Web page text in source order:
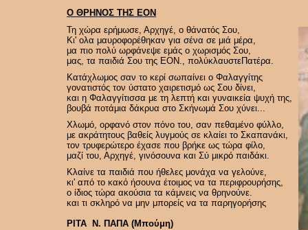
Ο ΘΡΗΝΟΣ ΤΗΣ ΕΟΝ
Τη χώρα ερήμωσε, Αρχηγέ, ο θάνατός Σου,
Κι' ολα μαυροφορέθηκαν για σένα σε μιά μέρα,
μα πιο πολύ ωρφάνεψε εμάς ο χωρισμός Σου,
μας, τα παιδιά Σου της ΕΟΝ., πολύκλαυστεΠατέρα.
Κατάχλωμος σαν το κερί σωπαίνει ο Φαλαγγίτης
γονατιστός τον ύστατο χαιρετισμό ως Σου δίνει,
και η Φαλαγγίτισσα με τη λεπτή και γυναικεία ψυχή της,
βουβά ποτάμια δάκρυα στο Σκήνωμά Σου χύνει...
Χλωμό, ορφανό στον πόνο του, σαν πεθαμένο φύλλο,
με ακράτητους βαθείς λυγμούς σε κλαίει το Σκαπανάκι,
τον τρυφερώτερο έχασε που βρήκε ως τώρα φίλο,
μαζί του, Αρχηγέ, γινόσουνα και Σύ μικρό παιδάκι.
Κλαίνε τα παιδιά που ήθελες μονάχα να γελούνε,
κι' από το κακό ήσουνα έτοιμος να τα περιφρουρήσης,
ο ίδιος τώρα ακούσια τα κάμνεις να θρηνούνε.
και τι σκληρό να μην μπορείς να τα παρηγορήσης
ΡΙΤΑ Ν. ΠΑΠΑ (Μπούμη)